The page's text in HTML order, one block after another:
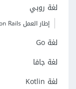
لغة روبي
إطار العمل Ruby on Rails
لغة Go
لغة جافا
لغة Kotlin